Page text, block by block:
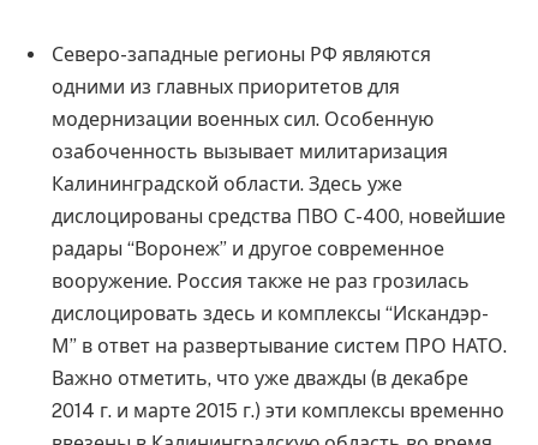
Северо-западные регионы РФ являются
одними из главных приоритетов для
модернизации военных сил. Особенную
озабоченность вызывает милитаризация
Калининградской области. Здесь уже
дислоцированы средства ПВО С-400, новейшие
радары “Воронеж” и другое современное
вооружение. Россия также не раз грозилась
дислоцировать здесь и комплексы “Искандэр-
М” в ответ на развертывание систем ПРО НАТО.
Важно отметить, что уже дважды (в декабре
2014 г. и марте 2015 г.) эти комплексы временно